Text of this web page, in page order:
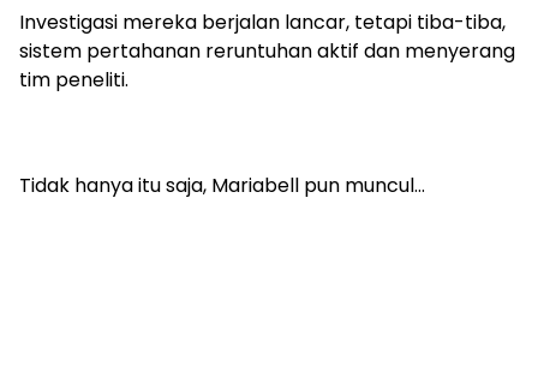
Investigasi mereka berjalan lancar, tetapi tiba-tiba,
sistem pertahanan reruntuhan aktif dan menyerang
tim peneliti.
Tidak hanya itu saja, Mariabell pun muncul…